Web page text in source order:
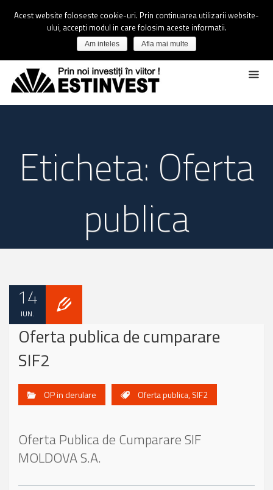
Eticheta: Oferta
publica
14
IUN.
Oferta publica de cumparare
SIF2
OP in derulare Oferta publica,SIF2
Oferta Publica de Cumparare SIF
MOLDOVA S.A.
Acest website foloseste cookie-uri. Prin continuarea utilizarii website-
ului, accepti modul in care folosim aceste informatii.
Am inteles Afla mai multe